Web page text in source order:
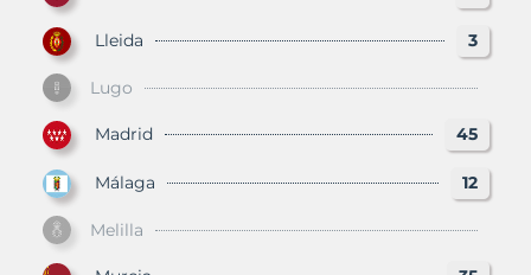
Lleida 3
Lugo
Madrid 45
Málaga 12
Melilla